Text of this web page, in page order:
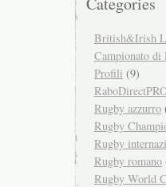
British&Irish
Campionato di
Profili (9)
Rugby azzurro
Rugby
Rugby
Rugby romano
Rugby World